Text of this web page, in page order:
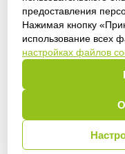
предоставления
Нажимая кнопку
использование всех
настройках файлов